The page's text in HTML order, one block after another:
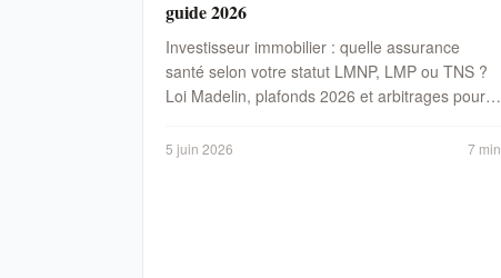
guide 2026
Investisseur immobilier : quelle assurance
santé selon votre statut LMNP, LMP ou TNS ?
Loi Madelin, plafonds 2026 et arbitrages pour
5 juin 2026 7 min